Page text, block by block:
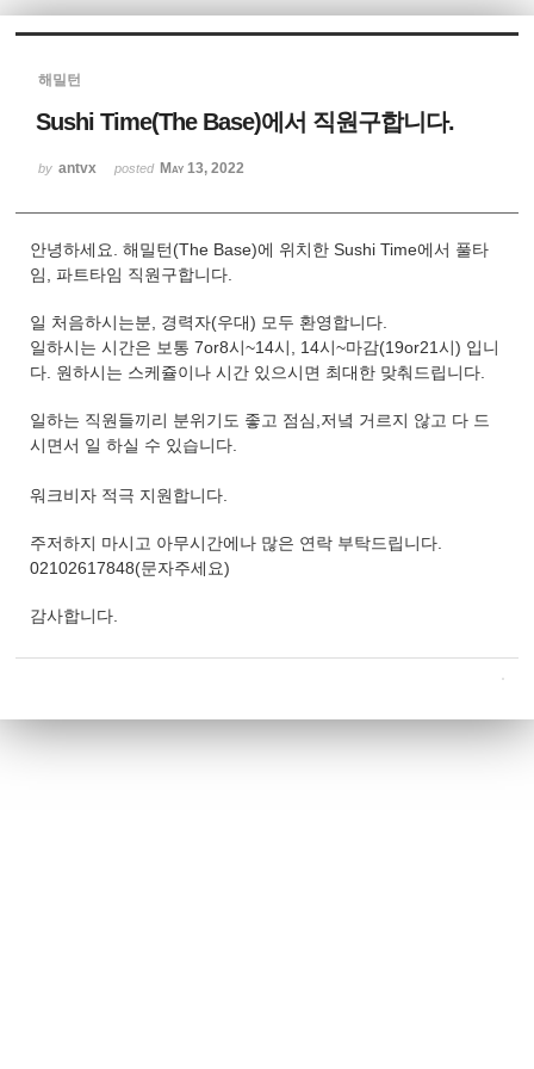
해밀턴
Sushi Time(The Base)에서 직원구합니다.
by antvx posted May 13, 2022
안녕하세요. 해밀턴(The Base)에 위치한 Sushi Time에서 풀타
임, 파트타임 직원구합니다.
일 처음하시는분, 경력자(우대) 모두 환영합니다.
일하시는 시간은 보통 7or8시~14시, 14시~마감(19or21시) 입니
다. 원하시는 스케쥴이나 시간 있으시면 최대한 맞춰드립니다.
일하는 직원들끼리 분위기도 좋고 점심,저녘 거르지 않고 다 드
시면서 일 하실 수 있습니다.
​​​​​​​워크비자 적극 지원합니다.
주저하지 마시고 아무시간에나 많은 연락 부탁드립니다.
02102617848(문자주세요)
감사합니다.
Sketchbook5, 스케치북5
Sketchbook5, 스케치북5